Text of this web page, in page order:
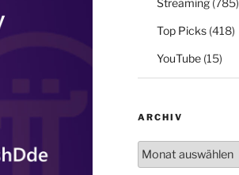
Top Picks (418)
YouTube (15)
ARCHIV
Archiv